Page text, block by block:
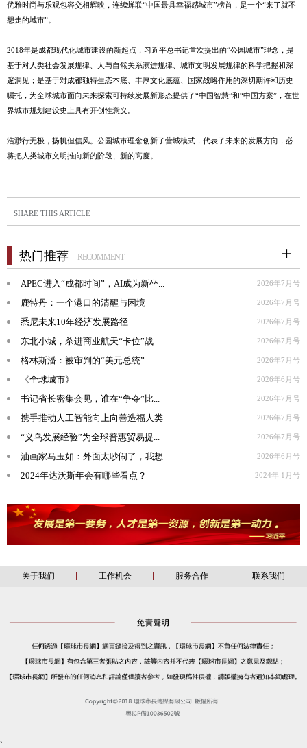
优雅时尚与乐观包容交相辉映，连续蝉联“中国最具幸福感城市”榜首，是一个“来了就不
想走的城市”。
2018年是成都现代化城市建设的新起点，习近平总书记首次提出的“公园城市”理念，是
基于对人类社会发展规律、人与自然关系演进规律、城市文明发展规律的科学把握和深
邃洞见；是基于对成都独特生态本底、丰厚文化底蕴、国家战略作用的深切期许和历史
嘱托，为全球城市面向未来探索可持续发展新形态提供了“中国智慧”和“中国方案”，在世
界城市规划建设史上具有开创性意义。
浩渺行无极，扬帆但信风。公园城市理念创新了营城模式，代表了未来的发展方向，必
将把人类城市文明推向新的阶段、新的高度。
SHARE THIS ARTICLE
热门推荐 RECOMMENT
APEC进入“成都时间”，AI成为新坐... 2026年7月号
鹿特丹：一个港口的清醒与困境 2026年7月号
悉尼未来10年经济发展路径 2026年7月号
东北小城，杀进商业航天“卡位”战 2026年7月号
格林斯潘：被审判的“美元总统” 2026年7月号
《全球城市》 2026年6月号
书记省长密集会见，谁在“争夺”比... 2026年7月号
携手推动人工智能向上向善造福人类 2026年7月号
“义乌发展经验”为全球普惠贸易提... 2026年7月号
油画家马玉如：外面太吵闹了，我想... 2026年6月号
2024年达沃斯年会有哪些看点？ 2024年 1月号
关于我们 工作机会 服务合作 联系我们
`